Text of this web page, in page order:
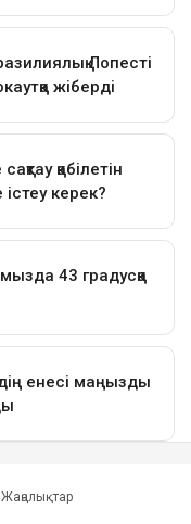
Жаңалықтар